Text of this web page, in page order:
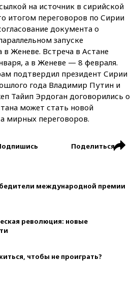
на источник в сирийской
итогом переговоров по Сирии
документа о
запуске
в Женеве. Встреча в Астане
а в Женеве — 8 февраля.
подтвердил президент Сирии
года Владимир Путин и
Тайип Эрдоган договорились о
может стать новой
мирных переговоров.
Поделиться
международной премии
революция: новые
чтобы не проиграть?